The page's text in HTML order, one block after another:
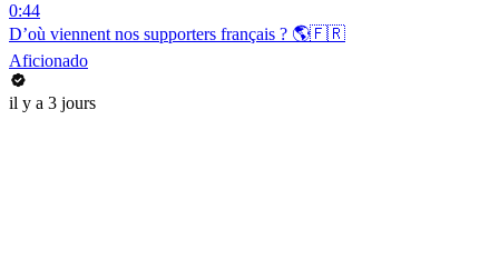
0:44
D’où viennent nos supporters français ? 🌎🇫🇷
Aficionado
il y a 3 jours